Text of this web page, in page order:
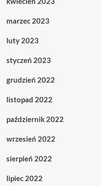
marzec 2023
luty 2023
styczeń 2023
grudzień 2022
listopad 2022
październik 2022
wrzesień 2022
sierpień 2022
lipiec 2022